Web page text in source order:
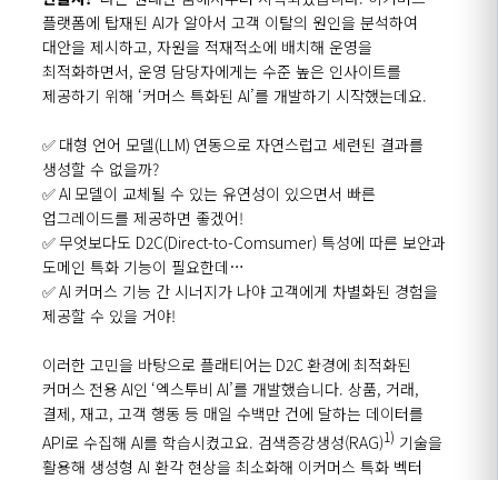
플랫폼에 탑재된 AI가 알아서 고객 이탈의 원인을 분석하여
대안을 제시하고, 자원을 적재적소에 배치해 운영을
최적화하면서, 운영 담당자에게는 수준 높은 인사이트를
제공하기 위해 ‘커머스 특화된 AI’를 개발하기 시작했는데요.
✅ 대형 언어 모델(LLM) 연동으로 자연스럽고 세련된 결과를
생성할 수 없을까?
✅AI 모델이 교체될 수 있는 유연성이 있으면서 빠른
업그레이드를 제공하면 좋겠어!
✅무엇보다도 D2C(Direct-to-Comsumer) 특성에 따른 보안과
도메인 특화 기능이 필요한데 …
✅AI 커머스 기능 간 시너지가 나야 고객에게 차별화된 경험을
제공할 수 있을 거야!
이러한 고민을 바탕으로 플래티어는 D2C환경에 최적화된
커머스 전용 AI인 ‘엑스투비 AI’를 개발했습니다. 상품, 거래,
결제, 재고, 고객 행동 등 매일 수백만 건에 달하는 데이터를
API로 수집해 AI를 학습시켰고요. 검색증강생성(RAG)1) 기술을
활용해 생성형 AI 환각 현상을 최소화해 이커머스 특화 벡터